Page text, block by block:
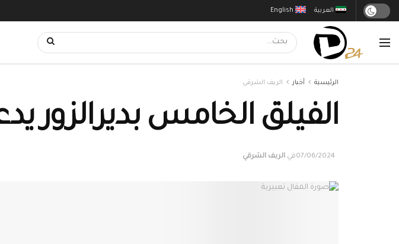
English العربية
الرئيسية أخبار الريف الشرقي
الفيلق الخامس
07/06/2024في الريف الشرقي